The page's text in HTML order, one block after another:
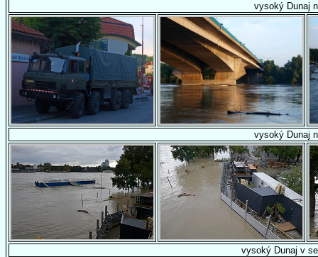
vysoký Dunaj
vysoký Dunaj
vysoký Dunaj v